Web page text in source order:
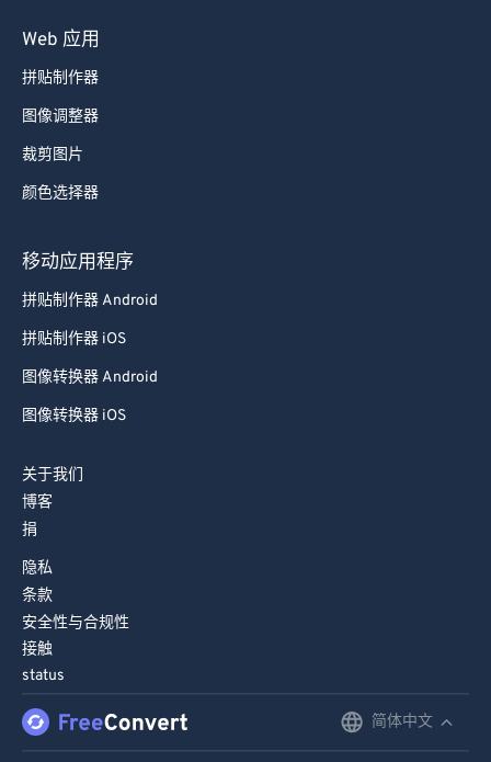
Web 应用
拼贴制作器
图像调整器
裁剪图片
颜色选择器
移动应用程序
拼贴制作器 Android
拼贴制作器 iOS
图像转换器 Android
图像转换器 iOS
关于我们
博客
捐
隐私
条款
安全性与合规性
接触
status
简体中文